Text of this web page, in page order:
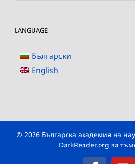
LANGUAGE
Български
English
© 2026 Българска академия на
DarkReader.org за